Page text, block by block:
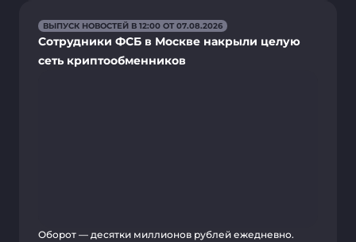
ВЫПУСК НОВОСТЕЙ В 12:00 ОТ 07.08.2026
Сотрудники ФСБ в Москве накрыли целую
сеть криптообменников
Оборот — десятки миллионов рублей ежедневно.